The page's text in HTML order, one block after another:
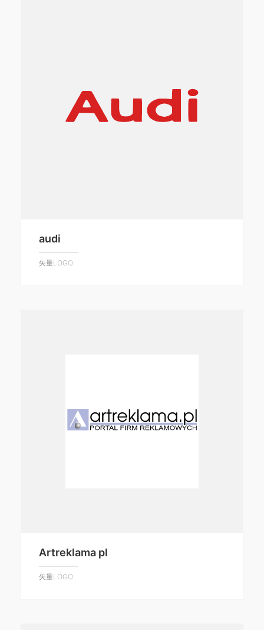
audi
矢量LOGO
Artreklama pl
矢量LOGO